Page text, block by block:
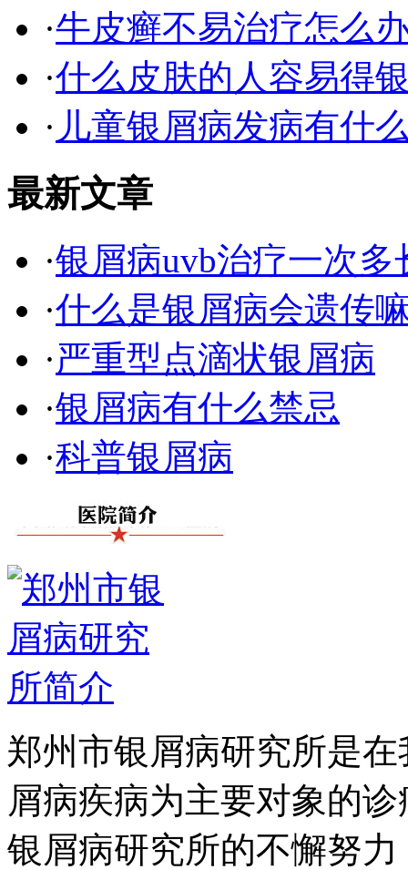
·牛皮癣不易治疗怎么
·什么皮肤的人容易得
· 儿童银屑病发病有什
最新文章
·银屑病uvb治疗一次多
·什么是银屑病会遗传
·严重型点滴状银屑病
·银屑病有什么禁忌
·科普银屑病
郑州市银屑病研究所是
屑病疾病为主要对象的
银屑病研究所的不懈努